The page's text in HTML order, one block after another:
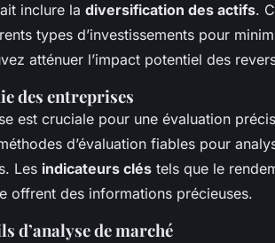
inclure la diversification des actifs.
types d’investissements pour
atténuer l’impact potentiel des
des entreprises
est cruciale pour une évaluation
d’évaluation fiables pour
Les indicateurs clés tels que le
offrent des informations précieuses.
d’analyse de marché